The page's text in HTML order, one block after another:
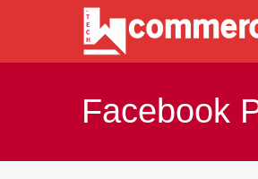
Facebook